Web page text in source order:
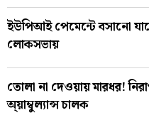
ইউপিআই পেমেন্টে বসানো
লোকসভায়
তোলা না দেওয়ায় মারধর!
অ্য়াম্বুল্যান্স চালক